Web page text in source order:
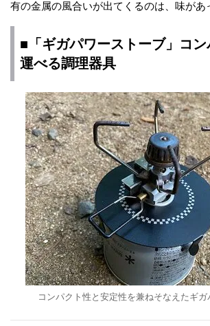
有の金属の風合いが出てくるのは、味があ
■「ギガパワーストーブ」コ
運べる調理器具
コンパクト性と安定性を兼ねそなえたギ